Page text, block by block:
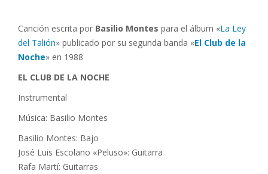
Canción escrita por Basilio Montes para el álbum «La Ley
del Talión» publicado por su segunda banda «El Club de la
Noche» en 1988
EL CLUB DE LA NOCHE
Instrumental
Música: Basilio Montes
Basilio Montes: Bajo
José Luis Escolano «Peluso»: Guitarra
Rafa Martí: Guitarras